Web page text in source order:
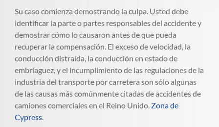
Su caso comienza demostrando la culpa. Usted debe
identificar la parte o partes responsables del accidente y
demostrar cómo lo causaron antes de que pueda
recuperar la compensación. El exceso de velocidad, la
conducción distraída, la conducción en estado de
embriaguez, y el incumplimiento de las regulaciones de la
industria del transporte por carretera son sólo algunas
de las causas más comúnmente citadas de accidentes de
camiones comerciales en el Reino Unido. Zona de
Cypress.